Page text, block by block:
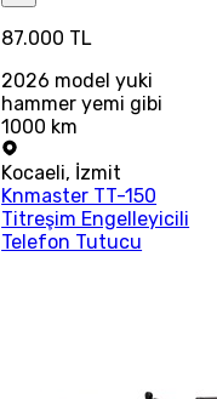
87.000 TL
2026 model yuki
hammer yemi gibi
1000 km
Kocaeli, İzmit
Knmaster TT-150
Titreşim Engelleyicili
Telefon Tutucu